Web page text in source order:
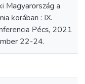
Magyarország a
korában : IX.
Pécs, 2021
22-24.